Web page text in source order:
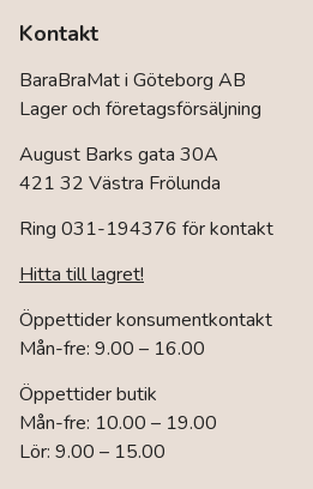
Kontakt
BaraBraMat i Göteborg AB
Lager och företagsförsäljning
August Barks gata 30A
421 32 Västra Frölunda
Ring 031-194376 för kontakt
Hitta till lagret!
Öppettider konsumentkontakt
Mån-fre: 9.00 – 16.00
Öppettider butik
Mån-fre: 10.00 – 19.00
Lör: 9.00 – 15.00